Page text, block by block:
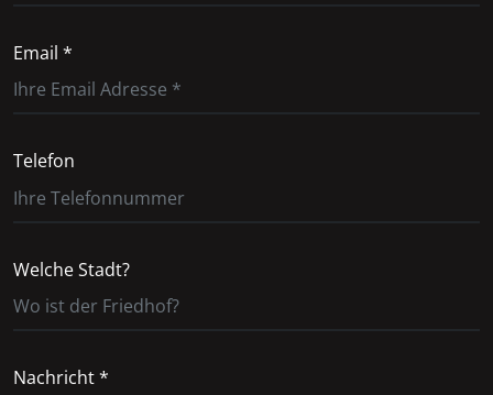
Email *
Telefon
Welche Stadt?
Nachricht *